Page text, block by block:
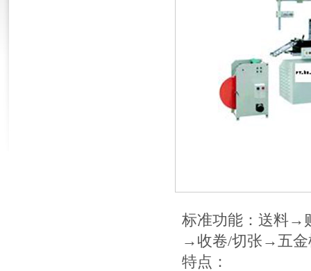
标准功能：送料
→收卷/切张→五
特点：